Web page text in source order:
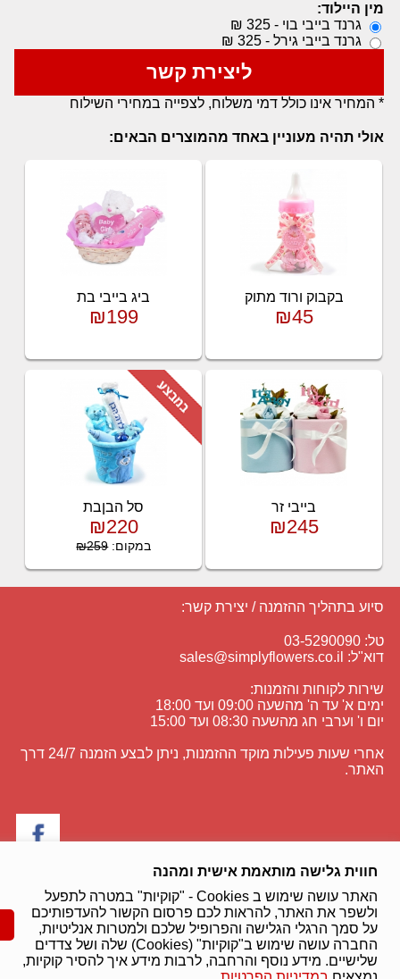
חווית גלישה מותאמת אישית ומהנה
האתר עושה שימוש ב Cookies - "קוקיות" במטרה לתפעל
ולשפר את האתר, להראות לכם פרסום הקשור להעדפותיכם
על סמך הרגלי הגלישה והפרופיל שלכם ולמטרות אנליטיות,
החברה עושה שימוש ב"קוקיות" (Cookies) שלה ושל צדדים
שלישיים. מידע נוסף והרחבה, לרבות מידע איך להסיר קוקיות,
מין היילוד:
גרנד בייבי בוי - 325 ₪
גרנד בייבי גירל - 325 ₪
ליצירת קשר
* המחיר אינו כולל דמי משלוח, לצפייה במחירי השילוח
אולי תהיה מעוניין באחד מהמוצרים הבאים:
בקבוק ורוד מתוק
₪45
ביג בייבי בת
₪199
בייבי זר
₪245
סל הבןבת
₪220
במקום:₪259
סיוע בתהליך ההזמנה / יצירת קשר:
טל: 03-5290090
דוא"ל: sales@simplyflowers.co.il
שירות לקוחות והזמנות:
ימים א' עד ה' מהשעה 09:00 ועד 18:00
יום ו' וערבי חג מהשעה 08:30 ועד 15:00
אחרי שעות פעילות מוקד ההזמנות, ניתן לבצע הזמנה 24/7 דרך
האתר.
תהליך הרכישה מאובטח בתקן העולמי: